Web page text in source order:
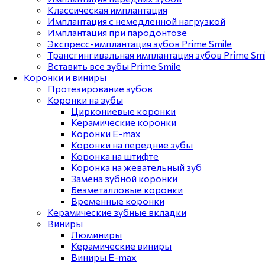
Классическая имплантация
Имплантация с немедленной нагрузкой
Имплантация при пародонтозе
Экспресс-имплантация зубов Prime Smile
Трансгингивальная имплантация зубов Prime
Вставить все зубы Prime Smile
Коронки и виниры
Протезирование зубов
Коронки на зубы
Циркониевые коронки
Керамические коронки
Коронки E-max
Коронки на передние зубы
Коронка на штифте
Коронка на жевательный зуб
Замена зубной коронки
Безметалловые коронки
Временные коронки
Керамические зубные вкладки
Виниры
Люминиры
Керамические виниры
Виниры E-max